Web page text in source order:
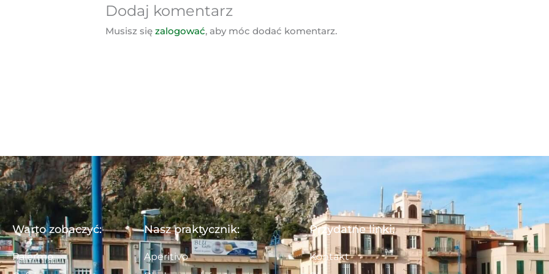
Dodaj komentarz
Musisz sięzalogować, aby móc dodać komentarz.
Warto zobaczyć:
Palermo
Nasz praktycznik:
Aperitivo
Przydatne linki:
Kontakt